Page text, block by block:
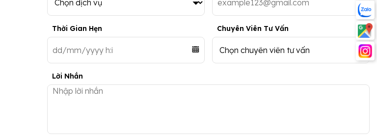
Thời Gian Hẹn Chuyên Viên Tư Vấn
Lời Nhắn